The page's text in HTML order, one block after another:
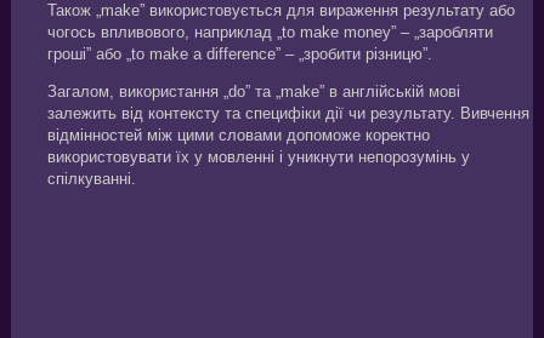
Також „make” використовується для вираження результату або
чогось впливового, наприклад „to make money” – „заробляти
гроші” або „to make a difference” – „зробити різницю”.
Загалом, використання „do” та „make” в англійській мові
залежить від контексту та специфіки дії чи результату. Вивчення
відмінностей між цими словами допоможе коректно
використовувати їх у мовленні і уникнути непорозумінь у
спілкуванні.